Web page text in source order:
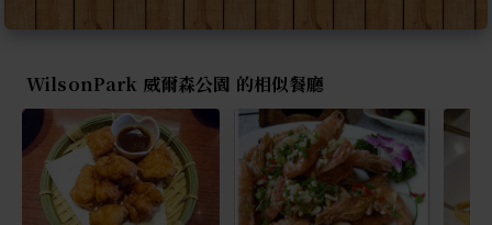
WilsonPark 威爾森公園 的相似餐廳